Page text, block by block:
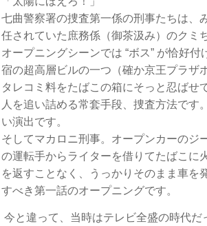
七曲警察署の捜査第一係の刑事たちは、
任されていた庶務係（御茶汲み）のクミ
オープニングシーンでは “ボス” が恰好
宿の超高層ビルの一つ（確か京王プラザ
タレコミ料をたばこの箱にそっと忍ばせ
人を追い詰める常套手段、捜査方法で
い演出です。
そしてマカロニ刑事。オープンカーのジ
の運転手からライターを借りてたばこに
を返すことなく、うっかりそのまま車を
すべき第一話のオープニングです。
今と違って、当時はテレビ全盛の時代だ